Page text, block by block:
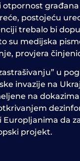
građana
postojeću
trebalo bi
su medijska
provjera
u
invazije na
na
da
projekt.